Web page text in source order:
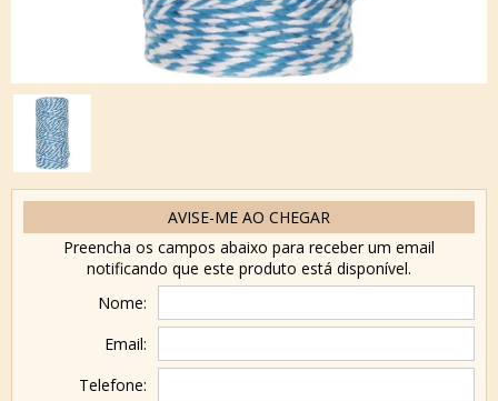
AVISE-ME AO CHEGAR
Preencha os campos abaixo para receber um email
notificando que este produto está disponível.
Nome:
Email:
Telefone: